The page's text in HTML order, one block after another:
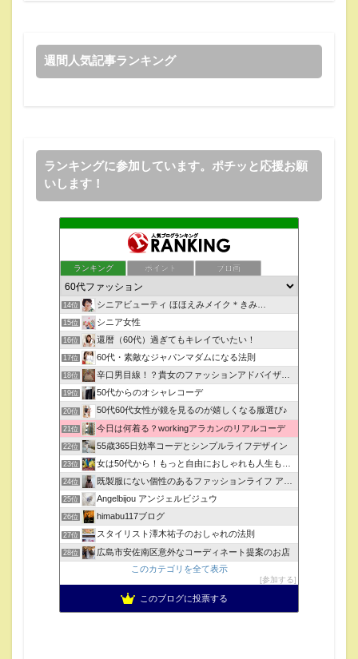
週間人気記事ランキング
ランキングに参加しています。ポチッと応援お願
いします！
ランキング ポイント ブロ画
14位 シニアビューティ ほほえみメイク＊きみ…
15位 シニア女性
16位 還暦（60代）過ぎてもキレイでいたい！
17位 60代・素敵なジャパンマダムになる法則
18位 辛口男目線！？貴女のファッションアドバイザー？？
19位 50代からのオシャレコーデ
20位 50代60代女性が鏡を見るのが嬉しくなる服選び♪
21位 今日は何着る？workingアラカンのリアルコーデ
22位 55歳365日効率コーデとシンプルライフデザイン
23位 女は50代から！もっと自由におしゃれも人生もチャレンジ！
24位 既製服にない個性のあるファッションライフ アトリエ繭の実
25位 Angelbijou アンジェルビジュウ
26位 himabu117ブログ
27位 スタイリスト澤木祐子のおしゃれの法則
28位
広島市安佐南区意外なコーディネート提案のお店
このカテゴリを全て表示
参加する
このブログに投票する